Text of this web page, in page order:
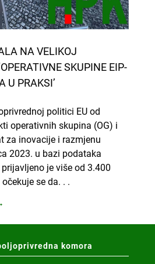
NA VELIKOJ
SKUPINE EIP-
U PRAKSI’
politici EU od
operativnih skupina (OG) i
za inovacije i razmjenu
2023. u bazi podataka
je više od 3.400
se da. . .
komora